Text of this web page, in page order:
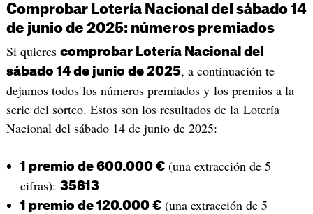
Comprobar Lotería Nacional del sábado 14
de junio de 2025: números premiados
Si quieres comprobar Lotería Nacional del
sábado 14 de junio de 2025, a continuación te
dejamos todos los números premiados y los premios a la
serie del sorteo. Estos son los resultados de la Lotería
Nacional del sábado 14 de junio de 2025:
1 premio de 600.000 €(una extracción de 5
cifras): 35813
1 premio de 120.000 €(una extracción de 5